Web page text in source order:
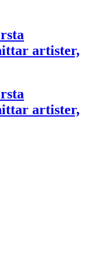
artister,
artister,